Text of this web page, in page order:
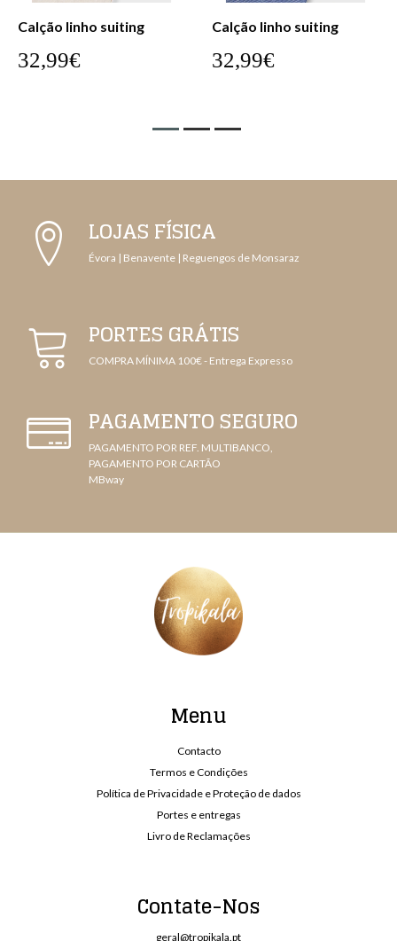
Calção linho suiting
32,99€
Calção linho suiting
32,99€
LOJAS FÍSICA
Évora | Benavente | Reguengos de Monsaraz
PORTES GRÁTIS
COMPRA MÍNIMA 100€ - Entrega Expresso
PAGAMENTO SEGURO
PAGAMENTO POR REF. MULTIBANCO,
PAGAMENTO POR CARTÃO
MBway
Menu
Contacto
Termos e Condições
Política de Privacidade e Proteção de dados
Portes e entregas
Livro de Reclamações
Contate-Nos
geral@tropikala.pt